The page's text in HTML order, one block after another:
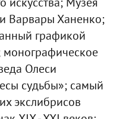
Варвары Ханенко;
графикой
Олеси
судьбы»; самый
экслибрисов